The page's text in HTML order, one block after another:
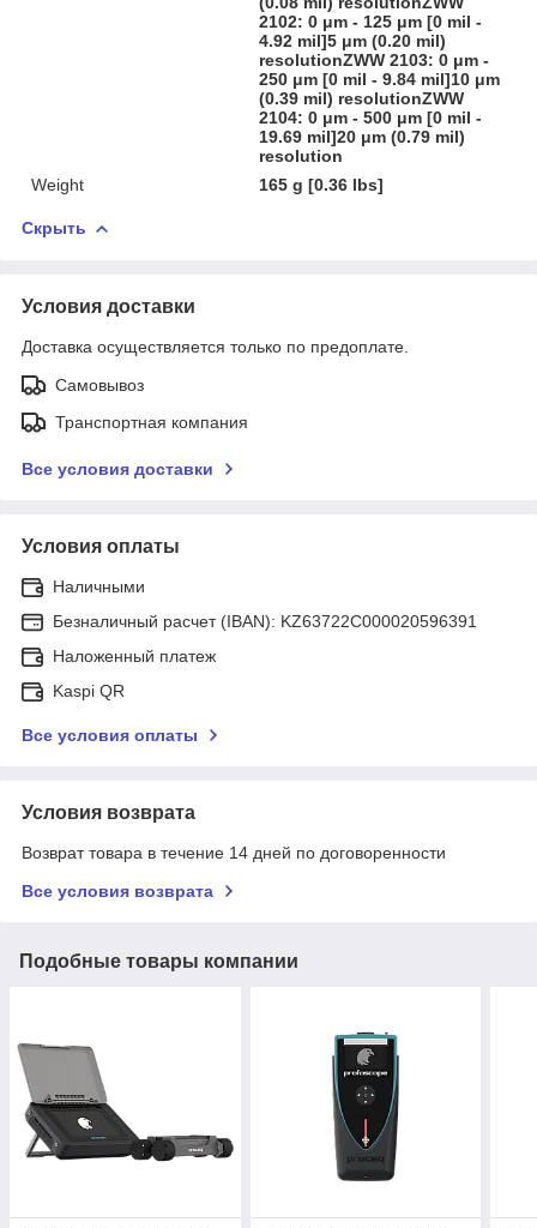
2102: 0 μm - 125 μm [0 mil -
4.92 mil]5 μm (0.20 mil)
resolutionZWW 2103: 0 μm -
250 μm [0 mil - 9.84 mil]10 μm
(0.39 mil) resolutionZWW
2104: 0 μm - 500 μm [0 mil -
19.69 mil]20 μm (0.79 mil)
resolution
Weight
165 g [0.36 lbs]
Скрыть
Условия доставки
Доставка осуществляется только по предоплате.
Самовывоз
Транспортная компания
Все условия доставки
Условия оплаты
Наличными
Безналичный расчет (IBAN): KZ63722C000020596391
Наложенный платеж
Kaspi QR
Все условия оплаты
Условия возврата
Возврат товара в течение 14 дней по договоренности
Все условия возврата
Подобные товары компании